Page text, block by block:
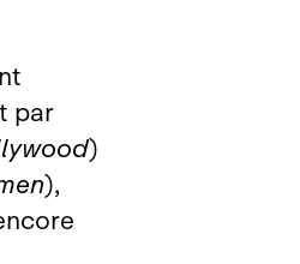
par
)
),